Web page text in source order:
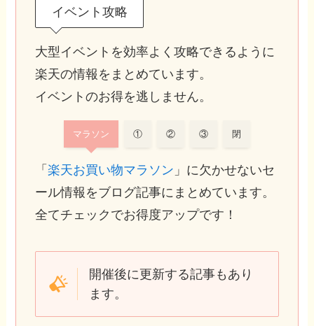
イベント攻略
大型イベントを効率よく攻略できるように
楽天の情報をまとめています。
イベントのお得を逃しません。
マラソン ① ② ③ 閉
「楽天お買い物マラソン 」に欠かせないセ
ール情報をブログ記事にまとめています。
全てチェックでお得度アップです！
開催後に更新する記事もあり
ます。